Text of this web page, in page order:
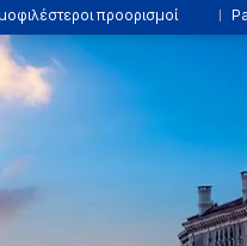
προορισμοί